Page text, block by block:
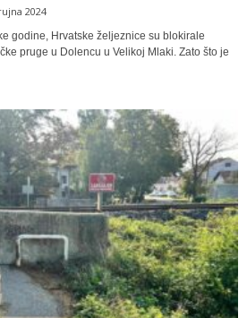
2024
godine, Hrvatske željeznice su blokirale
pruge u Dolencu u Velikoj Mlaki. Zato što je